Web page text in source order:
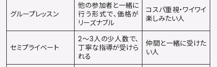
グループレッスン
他の参加者と一緒に
行う形式で、価格が
リーズナブル
コスパ重視・ワイワイ
楽しみたい人
セミプライベート
2〜3人の少人数で、
丁寧な指導が受けら
れる
仲間と一緒に受けた
い人